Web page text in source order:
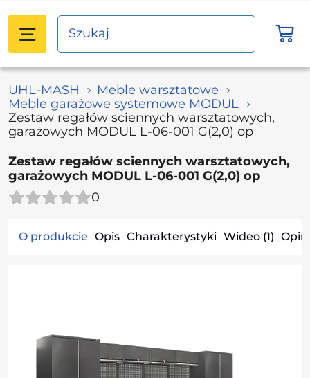
UHL-MASH
Meble warsztatowe
Meble garażowe systemowe MODUL
Zestaw regałów sciennych warsztatowych,
garażowych MODUL L-06-001 G(2,0) op
Zestaw regałów sciennych warsztatowych,
garażowych MODUL L-06-001 G(2,0) op
0
O produkcie Opis Charakterystyki Wideo (1)